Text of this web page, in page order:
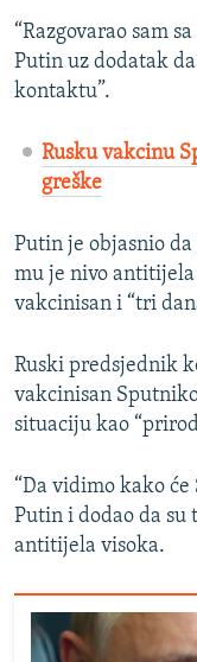
“Razgovarao sam
Putin uz dodatak
kontaktu”.
Rusku vakcinu
greške
Putin je objasnio
mu je nivo antitijela
vakcinisan i “tri
Ruski predsjednik
vakcinisan
situaciju kao
“Da vidimo kako
Putin i dodao da su
antitijela visoka.